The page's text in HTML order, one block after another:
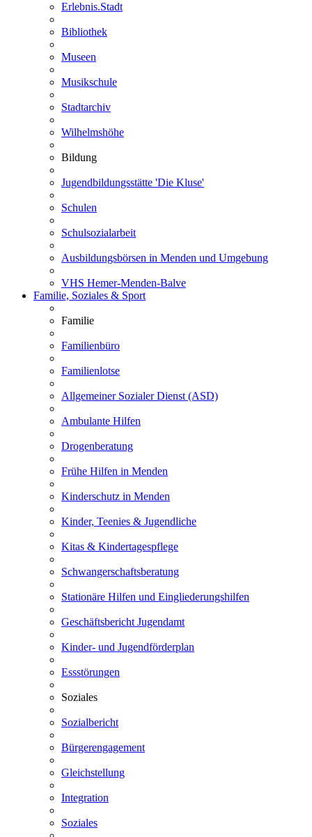
Erlebnis.Stadt
Bibliothek
Museen
Musikschule
Stadtarchiv
Wilhelmshöhe
Bildung
Jugendbildungsstätte 'Die Kluse'
Schulen
Schulsozialarbeit
Ausbildungsbörsen in Menden und Umgebung
VHS Hemer-Menden-Balve
Familie, Soziales & Sport
Familie
Familienbüro
Familienlotse
Allgemeiner Sozialer Dienst (ASD)
Ambulante Hilfen
Drogenberatung
Frühe Hilfen in Menden
Kinderschutz in Menden
Kinder, Teenies & Jugendliche
Kitas & Kindertagespflege
Schwangerschaftsberatung
Stationäre Hilfen und Eingliederungshilfen
Geschäftsbericht Jugendamt
Kinder- und Jugendförderplan
Essstörungen
Soziales
Sozialbericht
Bürgerengagement
Gleichstellung
Integration
Soziales